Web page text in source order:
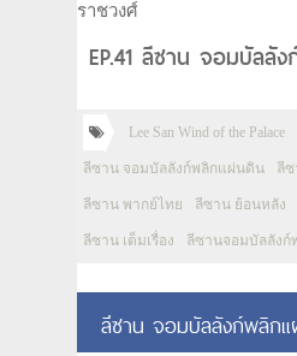
ราชวงศ์
EP.41 ลีซาน จอมบัลลั
Lee San Wind of the Palace
ลีซาน จอมบัลลังก์พลิกแผ่นดิน ลี
ลีซาน พากย์ไทย ลีซาน ย้อนหลัง
ลีซาน เต็มเรื่อง ลีซานจอมบัลลัง
ลีซาน จอมบัลลังก์พลิก